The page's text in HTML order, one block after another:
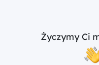
Życzymy Ci